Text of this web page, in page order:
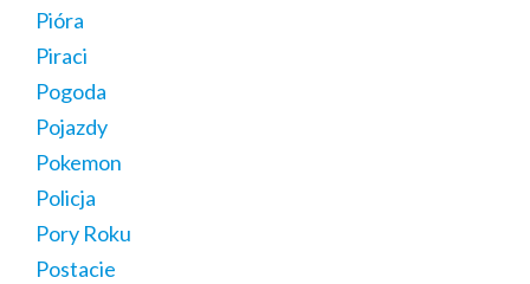
Pióra
Piraci
Pogoda
Pojazdy
Pokemon
Policja
Pory Roku
Postacie